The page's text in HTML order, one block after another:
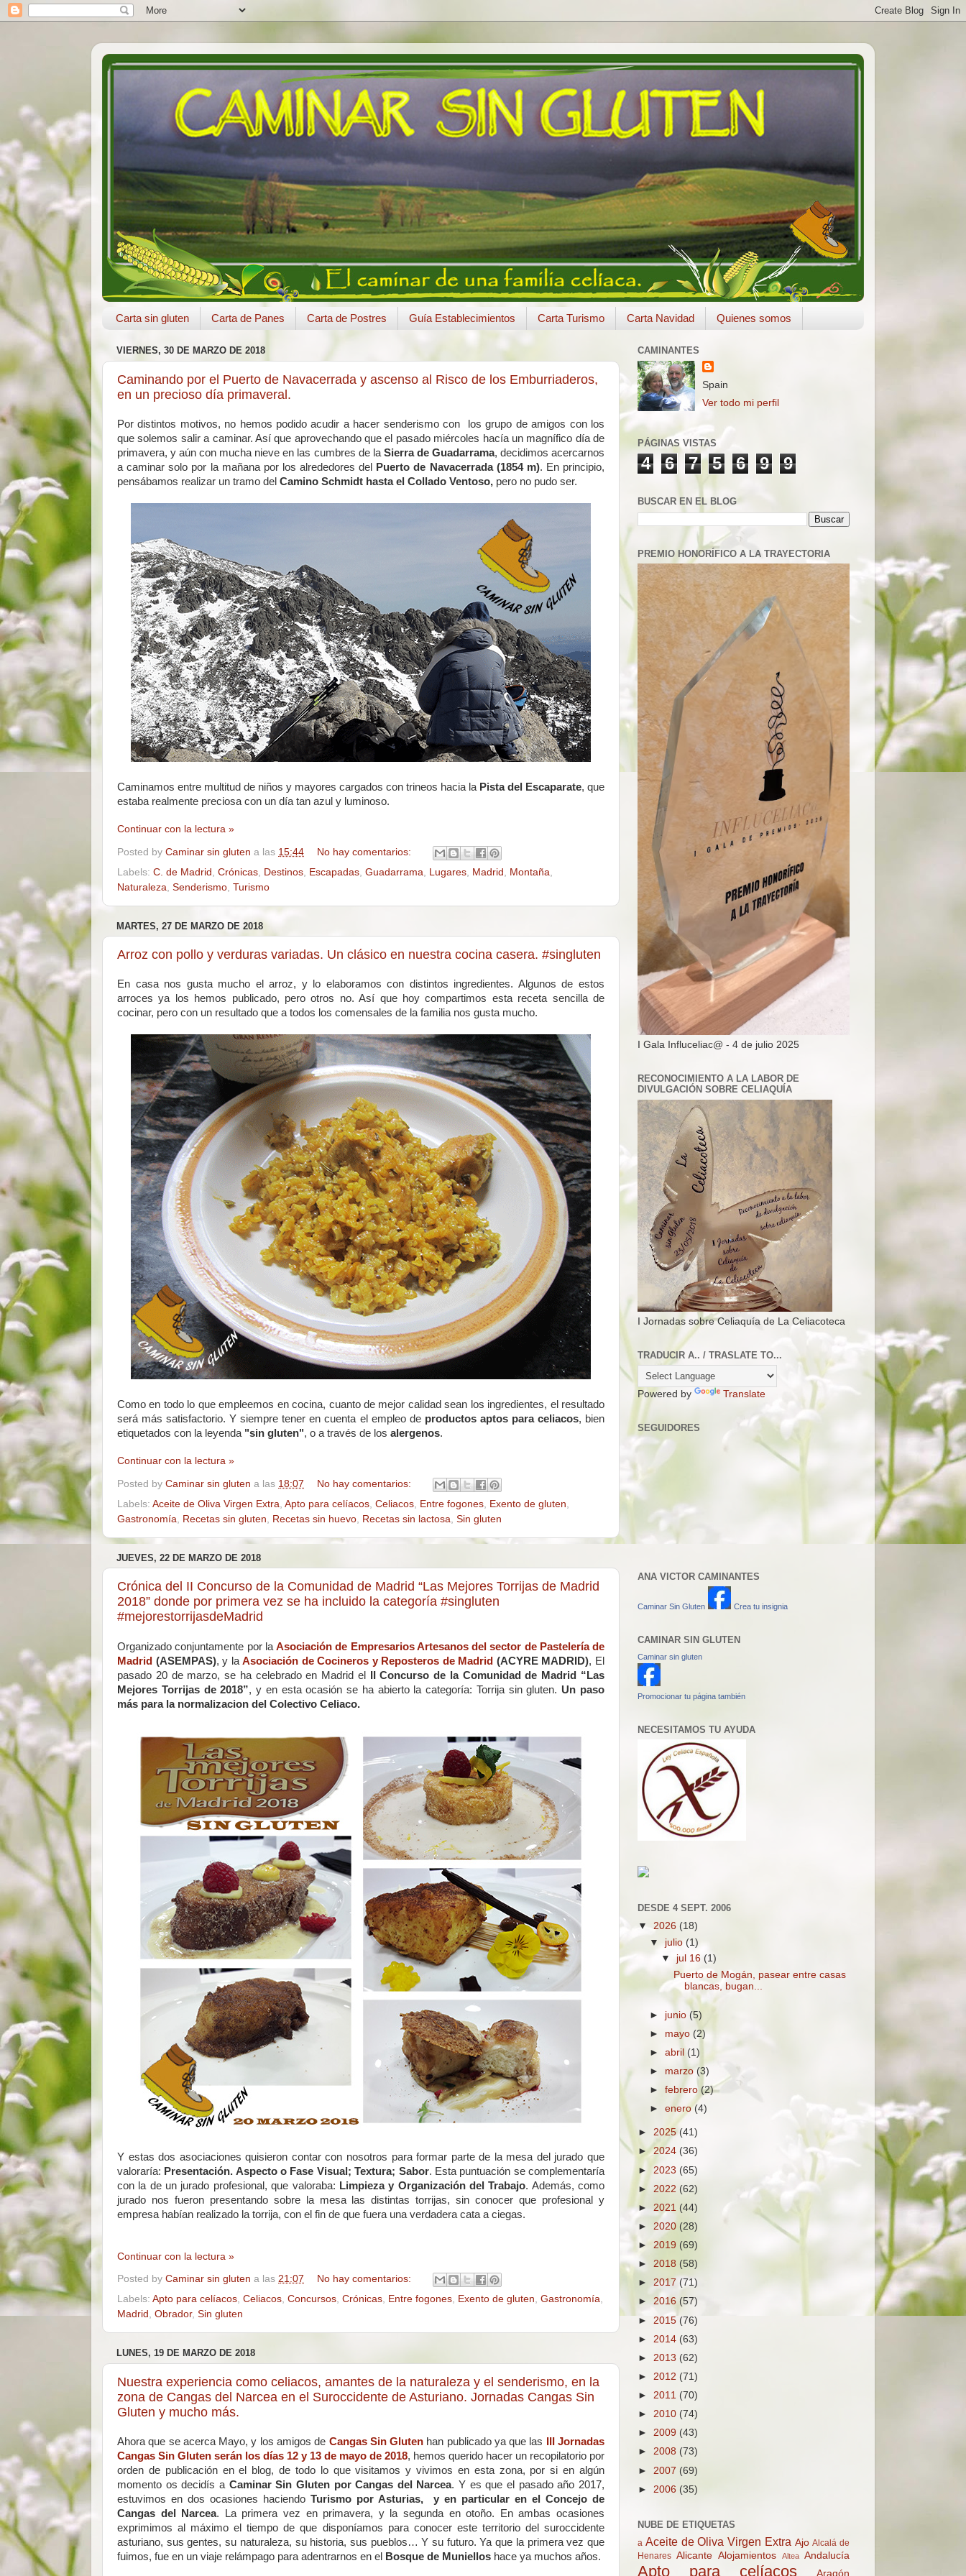
Carta sin gluten Carta de Panes Carta de Postres Guía Establecimientos Carta Turismo Carta Navidad Quienes somos
VIERNES, 30 DE MARZO DE 2018
Caminando por el Puerto de Navacerrada y ascenso al Risco de los Emburriaderos,
en un precioso día primaveral.
Por distintos motivos, no hemos podido acudir a hacer senderismo con los grupo de amigos con los
que solemos salir a caminar. Así que aprovechando que el pasado miércoles hacía un magnífico día de
primavera, y aún con mucha nieve en las cumbres de la Sierra de Guadarrama, decidimos acercarnos
a caminar solo por la mañana por los alrededores del
Puerto de Navacerrada (1854 m). En principio,
pensábamos realizar un tramo del Camino Schmidt hasta el Collado Ventoso, pero no pudo ser.
Caminamos entre multitud de niños y mayores cargados con trineos hacia la Pista del Escaparate, que
estaba realmente preciosa con un día tan azul y luminoso.
Continuar con la lectura »
Posted by Caminar sin gluten a las 15:44
No hay comentarios:
Labels: C. de Madrid Crónicas Destinos Escapadas Guadarrama Lugares Madrid Montaña
Naturaleza Senderismo Turismo
MARTES, 27 DE MARZO DE 2018
Arroz con pollo y verduras variadas. Un clásico en nuestra cocina casera. #singluten
En casa nos gusta mucho el arroz, y lo elaboramos con distintos ingredientes. Algunos de estos
arroces ya los hemos publicado, pero otros no. Así que hoy compartimos esta receta sencilla de
cocinar, pero con un resultado que a todos los comensales de la familia nos gusta mucho.
Como en todo lo que empleemos en cocina, cuanto de mejor calidad sean los ingredientes, el resultado
será más satisfactorio. Y siempre tener en cuenta el empleo de productos aptos para celiacos, bien
etiquetados con la leyenda "sin gluten", o a través de los alergenos.
Continuar con la lectura »
Posted by Caminar sin gluten a las 18:07
No hay comentarios:
Labels: Aceite de Oliva Virgen Extra Apto para celíacos Celiacos Entre fogones Exento de gluten
Gastronomía
Recetas sin gluten Recetas sin huevo Recetas sin lactosa Sin gluten
JUEVES, 22 DE MARZO DE 2018
Crónica del II Concurso de la Comunidad de Madrid “Las Mejores Torrijas de Madrid
2018” donde por primera vez se ha incluido la categoría #singluten
#mejorestorrijasdeMadrid
Organizado conjuntamente por la Asociación de Empresarios Artesanos del sector de Pastelería de
Madrid (ASEMPAS), y laAsociación de Cocineros y Reposteros de Madrid (ACYRE MADRID), El
pasado 20 de marzo, se ha celebrado en Madrid el II Concurso de la Comunidad de Madrid “Las
Mejores Torrijas de 2018”, y en esta ocasión se ha abierto la categoría: Torrija sin gluten. Un paso
más para la normalizacion del Colectivo Celiaco.
Y estas dos asociaciones quisieron contar con nosotros para formar parte de la mesa del jurado que
valoraría: Presentación. Aspecto o Fase Visual; Textura; Sabor. Esta puntuación se complementaría
con la de un jurado profesional, que valoraba: Limpieza y Organización del Trabajo. Además, como
jurado nos fueron presentando sobre la mesa las distintas torrijas, sin conocer que profesional y
empresa habían realizado la torrija, con el fin de que fuera una verdadera cata a ciegas.
Continuar con la lectura »
Posted by Caminar sin gluten a las 21:07
No hay comentarios:
Labels: Apto para celíacos, Celiacos, Concursos, Crónicas, Entre fogones, Exento de gluten, Gastronomía,
Madrid , Obrador, Sin gluten
LUNES, 19 DE MARZO DE 2018
Nuestra experiencia como celiacos, amantes de la naturaleza y el senderismo, en la
zona de Cangas del Narcea en el Suroccidente de Asturiano. Jornadas Cangas Sin
Gluten y mucho más.
Ahora que se acerca Mayo, y los amigos de Cangas Sin Gluten han publicado ya que las
III Jornadas
Cangas Sin Gluten serán los días 12 y 13 de mayo de 2018, hemos querido hacer un recopilatorio por
orden de publicación en el blog, de todo lo que visitamos y vivimos en esta zona, por si en algún
momento os decidís a Caminar Sin Gluten por Cangas del Narcea. Y es que el pasado año 2017,
estuvimos en dos ocasiones haciendo Turismo por Asturias, y en particular en el Concejo de
Cangas del Narcea. La primera vez en primavera, y la segunda en otoño. En ambas ocasiones
exprimimos al máximo el tiempo de que disponíamos para conocer este territorio del suroccidente
asturiano, sus gentes, su naturaleza, su historia, sus pueblos… Y su futuro. Ya que la primera vez que
fuimos, fue en un viaje relámpago para adentrarnos en el
Bosque de Muniellos hace ya muchos años.
CAMINANTES
Spain
Ver todo mi perfil
PÁGINAS VISTAS
4 6 7 5 6 9 9
BUSCAR EN EL BLOG
PREMIO HONORÍFICO A LA TRAYECTORIA
I Gala Influceliac@ - 4 de julio 2025
RECONOCIMIENTO A LA LABOR DE
DIVULGACIÓN SOBRE CELIAQUÍA
I Jornadas sobre Celiaquía de La Celiacoteca
TRADUCIR A.. / TRASLATE TO...
Powered by Translate
SEGUIDORES
ANA VICTOR CAMINANTES
Caminar Sin Gluten Crea tu insignia
CAMINAR SIN GLUTEN
Caminar sin gluten
Promocionar tu página también
NECESITAMOS TU AYUDA
DESDE 4 SEPT. 2006
▼ 2026 (18)
▼ julio(1)
▼jul 16(1)
Puerto de Mogán, pasear entre casas
blancas, bugan...
► junio (5)
► mayo (2)
►abril(1)
► marzo (3)
►febrero(2)
►enero(4)
► 2025 (41)
►2024 (36)
► 2023 (65)
► 2022 (62)
► 2021 (44)
► 2020 (28)
► 2019 (69)
► 2018 (58)
► 2017 (71)
► 2016 (57)
► 2015 (76)
► 2014 (63)
► 2013 (62)
► 2012 (71)
► 2011 (70)
► 2010 (74)
► 2009 (43)
► 2008 (73)
► 2007 (69)
► 2006 (35)
NUBE DE ETIQUETAS
a Aceite de Oliva Virgen Extra Ajo Alcalá de
Henares Alicante Alojamientos Altea Andalucía
Apto para celíacos Aragón